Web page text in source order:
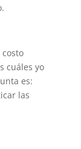
cuáles yo
es:
las